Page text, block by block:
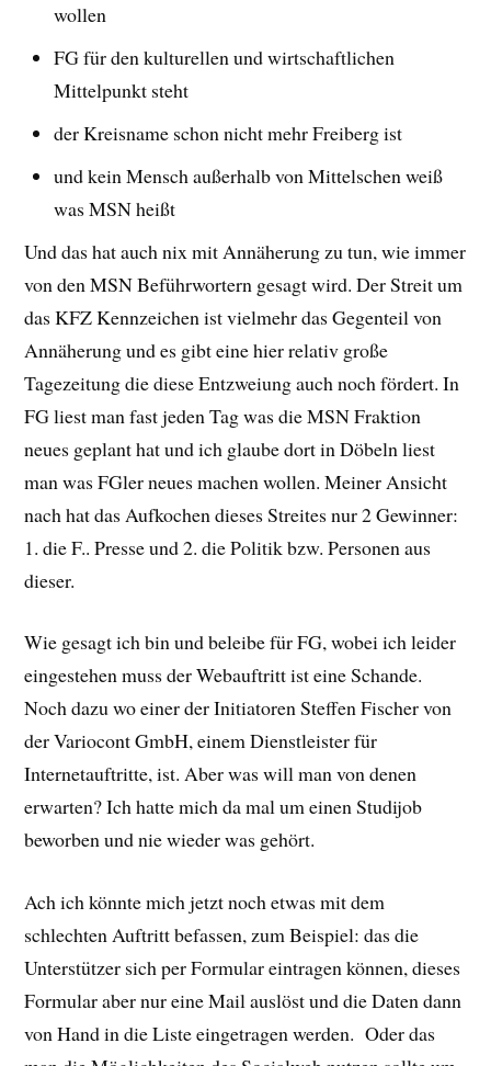
wollen
FG für den kulturellen und wirtschaftlichen
Mittelpunkt steht
der Kreisname schon nicht mehr Freiberg ist
und kein Mensch außerhalb von Mittelschen weiß
was MSN heißt
Und das hat auch nix mit Annäherung zu tun, wie immer
von den MSN Beführwortern gesagt wird. Der Streit um
das KFZ Kennzeichen ist vielmehr das Gegenteil von
Annäherung und es gibt eine hier relativ große
Tagezeitung die diese Entzweiung auch noch fördert. In
FG liest man fast jeden Tag was die MSN Fraktion
neues geplant hat und ich glaube dort in Döbeln liest
man was FGler neues machen wollen. Meiner Ansicht
nach hat das Aufkochen dieses Streites nur 2 Gewinner:
1. die F.. Presse und 2. die Politik bzw. Personen aus
dieser.
Wie gesagt ich bin und beleibe für FG, wobei ich leider
eingestehen muss der Webauftritt ist eine Schande.
Noch dazu wo einer der Initiatoren Steffen Fischer von
der Variocont GmbH, einem Dienstleister für
Internetauftritte, ist. Aber was will man von denen
erwarten? Ich hatte mich da mal um einen Studijob
beworben und nie wieder was gehört.
Ach ich könnte mich jetzt noch etwas mit dem
schlechten Auftritt befassen, zum Beispiel: das die
Unterstützer sich per Formular eintragen können, dieses
Formular aber nur eine Mail auslöst und die Daten dann
von Hand in die Liste eingetragen werden. Oder das